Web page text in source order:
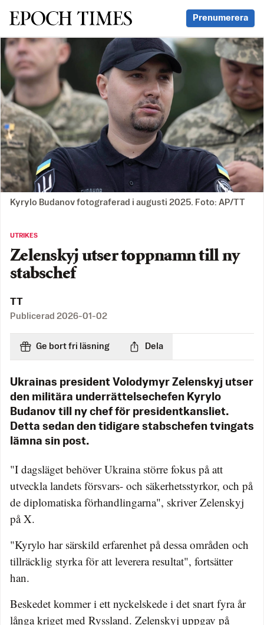
Svenska Epoch Times Prenumerera
Kyrylo Budanov fotograferad i augusti 2025. Foto: AP/TT
UTRIKES
Zelenskyj utser toppnamn till ny
stabschef
TT
Publicerad 2026-01-02
Ge bort fri läsning Dela
Ukrainas president Volodymyr Zelenskyj utser
den militära underrättelsechefen Kyrylo
Budanov till ny chef för presidentkansliet.
Detta sedan den tidigare stabschefen tvingats
lämna sin post.
"I dagsläget behöver Ukraina större fokus på att
utveckla landets försvars- och säkerhetsstyrkor, och på
de diplomatiska förhandlingarna", skriver Zelenskyj
på X.
"Kyrylo har särskild erfarenhet på dessa områden och
tillräcklig styrka för att leverera resultat", fortsätter
han.
Beskedet kommer i ett nyckelskede i det snart fyra år
långa kriget med Ryssland. Zelenskyj uppgav på